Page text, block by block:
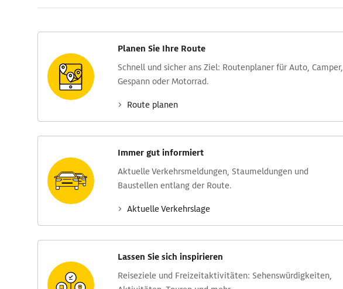
Planen Sie Ihre Route
Schnell und sicher ans Ziel: Routen­planer für Auto, Camper,
Gespann oder Motorrad.
Route planen
Immer gut informiert
Aktuelle Verkehrs­meldungen, Stau­meldungen und
Baustellen entlang der Route.
Aktuelle Verkehrs­lage
Lassen Sie sich inspirieren
Reise­ziele und Freizeit­aktivitäten: Sehens­würdig­keiten,